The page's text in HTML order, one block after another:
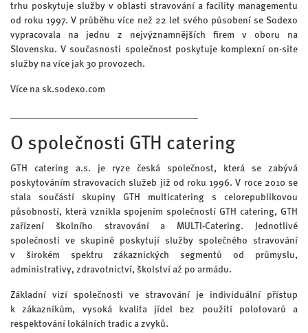
trhu poskytuje služby v oblasti stravování a facility managementu
od roku 1997. V průběhu více než 22 let svého působení se Sodexo
vypracovala na jednu z nejvýznamnějších firem v oboru na
Slovensku. V současnosti společnost poskytuje komplexní on-site
služby na více jak 30 provozech.
Více na sk.sodexo.com
O společnosti GTH catering
GTH catering a.s. je ryze česká společnost, která se zabývá
poskytováním stravovacích služeb již od roku 1996. V roce 2010 se
stala součástí skupiny GTH multicatering s celorepublikovou
působností, která vznikla spojením společností GTH catering, GTH
zařízení školního stravování a MULTI-Catering. Jednotlivé
společnosti ve skupině poskytují služby společného stravování
v širokém spektru zákaznických segmentů od průmyslu,
administrativy, zdravotnictví, školství až po armádu.
Základní vizí společnosti ve stravování je individuální přístup
k zákazníkům, vysoká kvalita jídel bez použití polotovarů a
respektování lokálních tradic a zvyků.